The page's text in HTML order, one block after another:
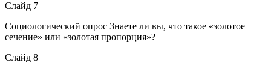
Слайд 7
Социологический опрос Знаете ли вы, что такое «золотое
сечение» или «золотая пропорция»?
Слайд 8